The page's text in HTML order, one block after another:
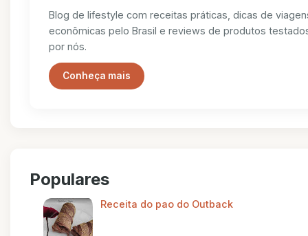
Blog de lifestyle com receitas práticas, dicas de
econômicas pelo Brasil e reviews de produtos
por nós.
Conheça mais
Populares
Receita do pao do Outback